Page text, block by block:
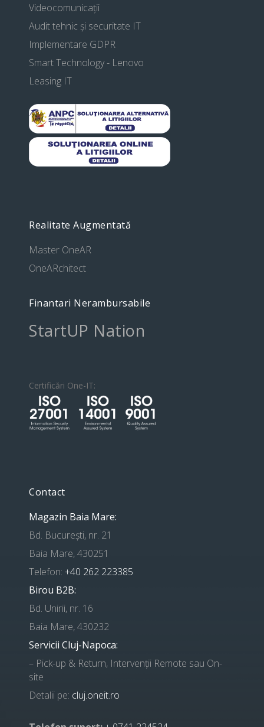
Videocomunicații
Audit tehnic și securitate IT
Implementare GDPR
Smart Technology - Lenovo
Leasing IT
Realitate Augmentată
Master OneAR
OneARchitect
Finantari Nerambursabile
StartUP Nation
Certificări One-IT:
Contact
Magazin Baia Mare:
Bd. București, nr. 21
Baia Mare, 430251
Telefon: +40 262 223385
Birou B2B:
Bd. Unirii, nr. 16
Baia Mare, 430232
Servicii Cluj-Napoca:
– Pick-up & Return, Intervenții Remote sau On-
site
Detalii pe: cluj.oneit.ro